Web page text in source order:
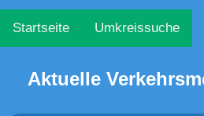
Startseite Umkreissuche
Aktuelle